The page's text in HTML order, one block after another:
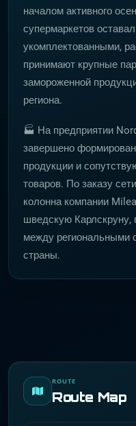
началом активного
супермаркетов
укомплектованными,
принимают крупные
замороженной
региона.
🏭 На предприятии
завершено
продукции и
товаров. По заказу
колонна компании
шведскую Карлскруну,
между региональными
страны.
ROUTE
Route Map